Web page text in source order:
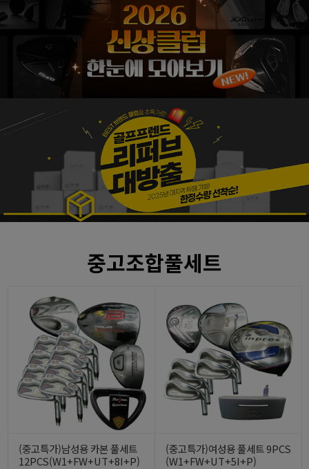
중고조합풀세트
(중고특가)남성용 카본 풀세트
12PCS(W1+FW+UT+8I+P)
(중고특가)여성용 풀세트 9PCS
(W1+FW+UT+5I+P)